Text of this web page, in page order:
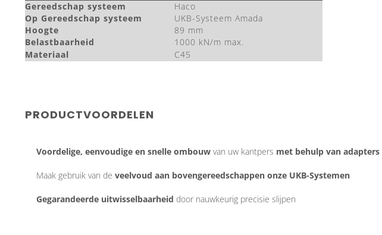
Gereedschap systeem
Haco
Op Gereedschap systeem
UKB-Systeem Amada
Hoogte
89 mm
Belastbaarheid
1000 kN/m max.
Materiaal
C45
PRODUCTVOORDELEN
Voordelige, eenvoudige en snelle ombouw van uw kantpers met behulp van adapters
Maak gebruik van de veelvoud aan bovengereedschappen onze UKB-Systemen
Gegarandeerde uitwisselbaarheid door nauwkeurig precisie slijpen